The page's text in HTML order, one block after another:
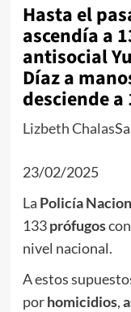
Hasta el
ascendía a
antisocial
Díaz a
desciende a
Facebook
Twitter
Whatsapp
Comentarios
Lizbeth Chalas
23/02/2025
La Policía
133prófugos
nivel nacional.
A estos
porhomicidios,